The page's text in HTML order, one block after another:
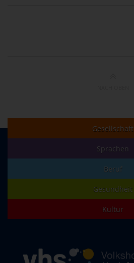
Gesellschaft
Sprachen
Beruf
Gesundheit
Kultur